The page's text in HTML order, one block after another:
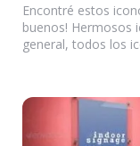
Encontré estos
buenos! Hermosos
general, todos los